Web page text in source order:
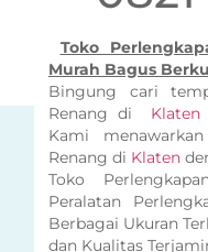
Toko
Murah Bagus
Bingung cari
Renang di Klaten
Kami
Renang di Klaten
Toko
Peralatan
Berbagai Ukuran
dan Kualitas